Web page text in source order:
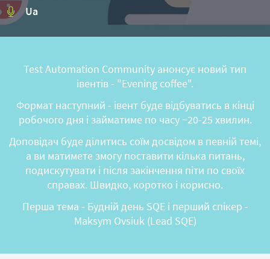
Ua
Test Automation Community анонсує новий тип
івентів - "Evening coffee".
Формат наступний - івент буде відбуватись в кінці
робочого дня і займатиме по часу ~20-25 хвилин.
Доповідач буде ділитись соїм досвідом в певній темі,
а ви матимете змогу поставити кілька питань,
подискутувати і після закінчення піти по своїх
справах. Швидко, коротко і корисно.
Перша тема - Будній день SQE і перший спікер -
Maksym Ovsiuk (Lead SQE)